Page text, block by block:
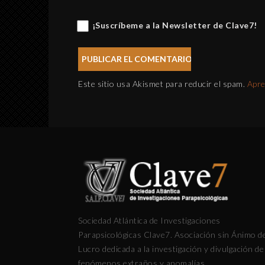
¡Suscríbeme a la Newsletter de Clave7!
Este sitio usa Akismet para reducir el spam.
Sociedad Atlántica de Investigaciones
Parapsicológicas Clave7. Asociación sin Ánimo
Lucro dedicada a la investigación y divulgación de
fenómenos extraños y anomalías.